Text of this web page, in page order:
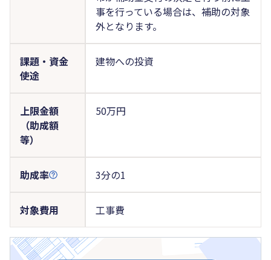
事を行っている場合は、補助の対象
外となります。
課題・資金
使途
建物への投資
上限金額
（助成額
等）
50万円
助成率 3分の1
対象費用 工事費